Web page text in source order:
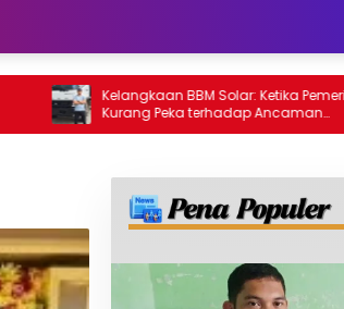
Kelangkaan BBM Solar: Ketika Pemerintah
Kurang Peka terhadap Ancaman
Ekonomi Daerah